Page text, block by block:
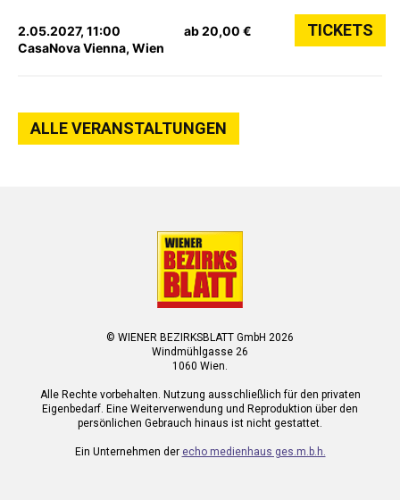
2.05.2027, 11:00
CasaNova Vienna, Wien
ab 20,00 € TICKETS
ALLE VERANSTALTUNGEN
© WIENER BEZIRKSBLATT GmbH 2026
Windmühlgasse 26
1060 Wien.
Alle Rechte vorbehalten. Nutzung ausschließlich für den privaten
Eigenbedarf. Eine Weiterverwendung und Reproduktion über den
persönlichen Gebrauch hinaus ist nicht gestattet.
Ein Unternehmen der echo medienhaus ges.m.b.h.